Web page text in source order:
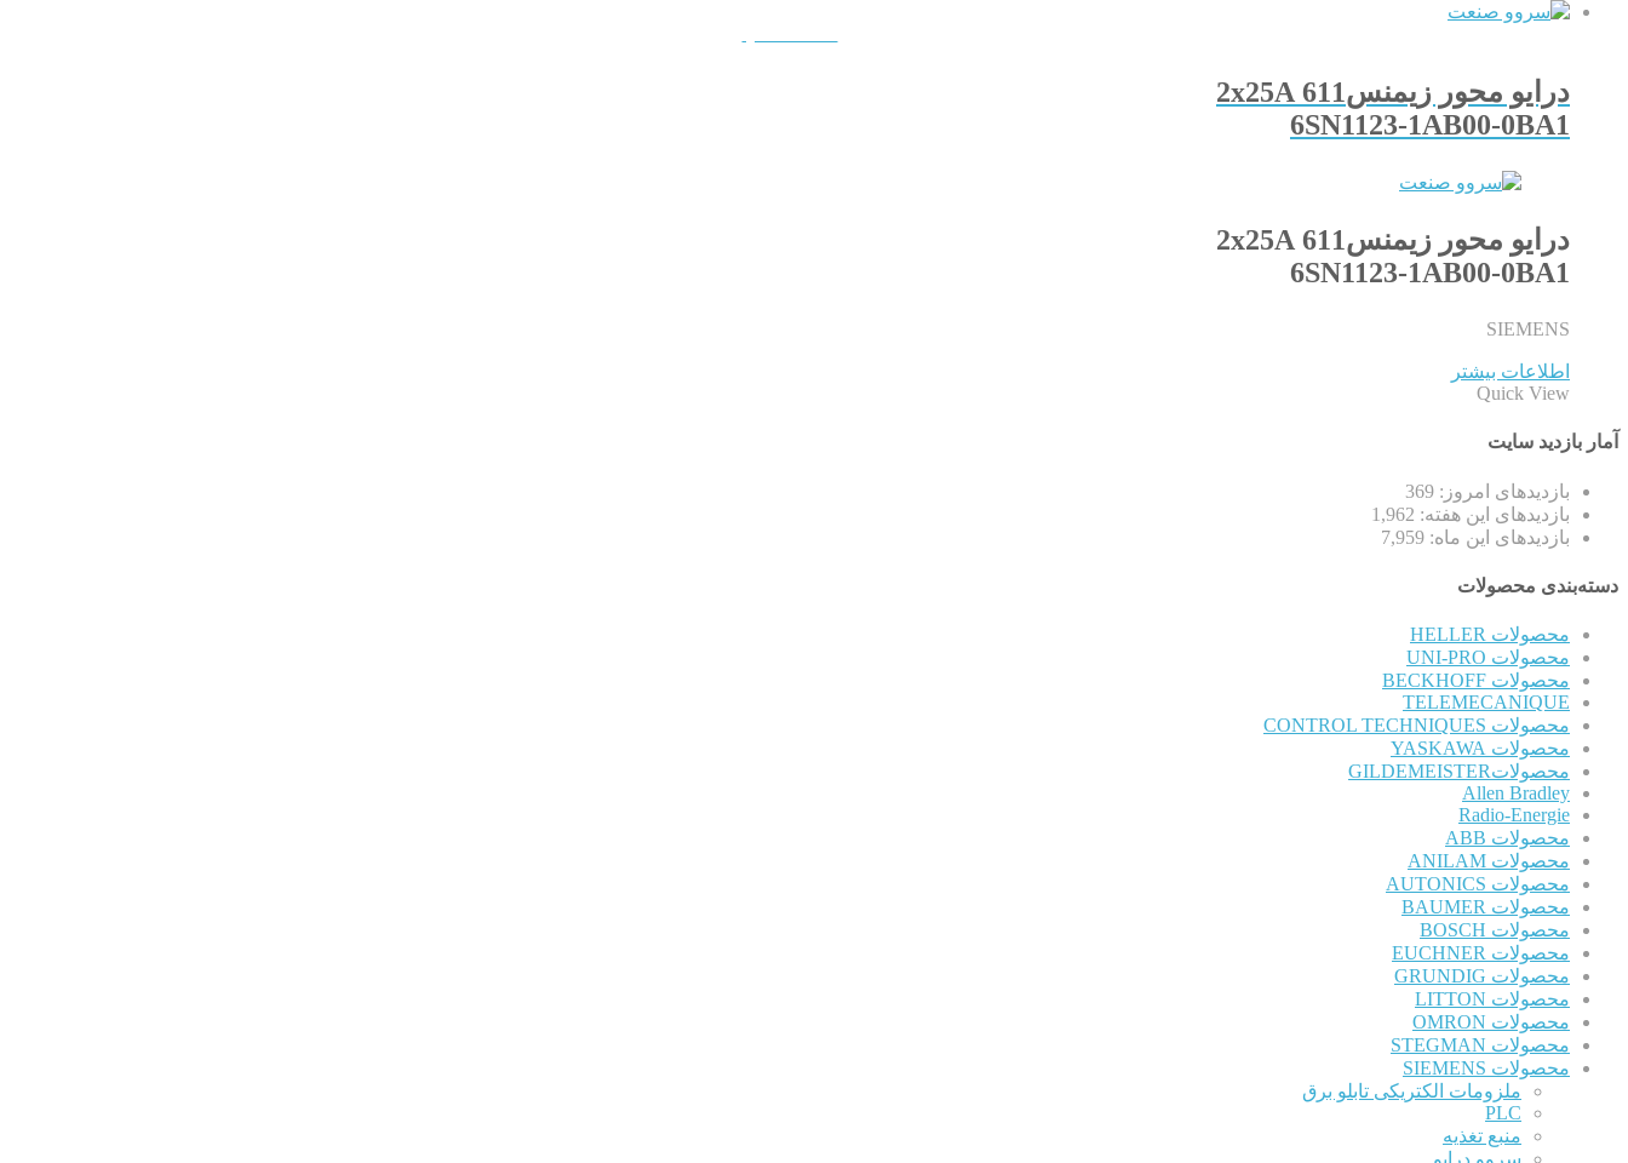
درایو محور زیمنس611 2x25A
6SN1123-1AB00-0BA1
درایو محور زیمنس611 2x25A
6SN1123-1AB00-0BA1
SIEMENS
اطلاعات بیشتر
Quick View
آمار بازدید سایت
بازدیدهای امروز: 369
بازدیدهای این هفته: 1,962
بازدیدهای این ماه: 7,959
دسته‌بندی محصولات
محصولات HELLER
محصولات UNI-PRO
محصولات BECKHOFF
TELEMECANIQUE
محصولات CONTROL TECHNIQUES
محصولات YASKAWA
محصولاتGILDEMEISTER
Allen Bradley
Radio-Energie
محصولات ABB
محصولات ANILAM
محصولات AUTONICS
محصولات BAUMER
محصولات BOSCH
محصولات EUCHNER
محصولات GRUNDIG
محصولات LITTON
محصولات OMRON
محصولات STEGMAN
محصولات SIEMENS
ملزومات الکتریکی تابلو برق
PLC
منبع تغذیه
سروو درایو